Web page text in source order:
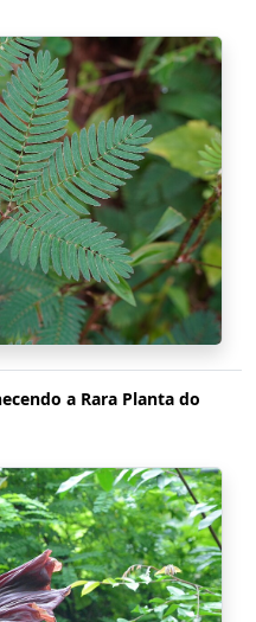
a Rara Planta do